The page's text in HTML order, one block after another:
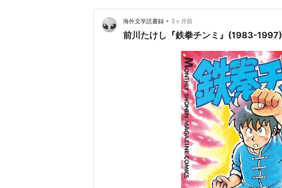
発売日:2012/05/24
メディア:単行本（ソフトカバー）
購入: 1人 クリック : 58回
この商品を含むブログ (3件) を見る
海外文学読書録 • 3ヶ月前
前川たけし『鉄拳チンミ』(1983-1997)